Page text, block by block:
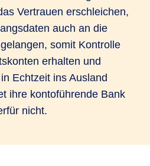
Vertrauen erschleichen,
auch an die
somit Kontrolle
erhalten und
Echtzeit ins Ausland
ihre kontoführende Bank
nicht.